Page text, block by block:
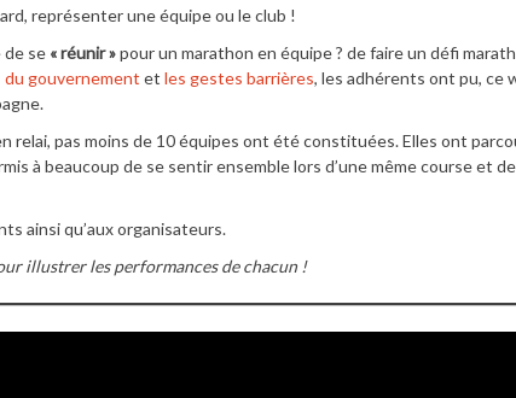
représenter une équipe ou le club !
de se « réunir »pour un marathon en équipe ? de faire un défi
gouvernement et les gestes barrières, les adhérents ont pu, ce
relai, pas moins de 10 équipes ont été constituées. Elles ont
à beaucoup de se sentir ensemble lors d’une même course et
ainsi qu’aux organisateurs.
illustrer les performances de chacun !